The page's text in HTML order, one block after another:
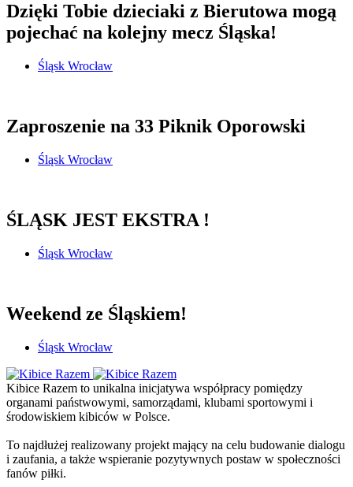
Dzięki Tobie dzieciaki z Bierutowa mogą
pojechać na kolejny mecz Śląska!
Śląsk Wrocław
Zaproszenie na 33 Piknik Oporowski
Śląsk Wrocław
ŚLĄSK JEST EKSTRA !
Śląsk Wrocław
Weekend ze Śląskiem!
Śląsk Wrocław
Kibice Razem to unikalna inicjatywa współpracy pomiędzy
organami państwowymi, samorządami, klubami sportowymi i
środowiskiem kibiców w Polsce.
To najdłużej realizowany projekt mający na celu budowanie dialogu
i zaufania, a także wspieranie pozytywnych postaw w społeczności
fanów piłki.